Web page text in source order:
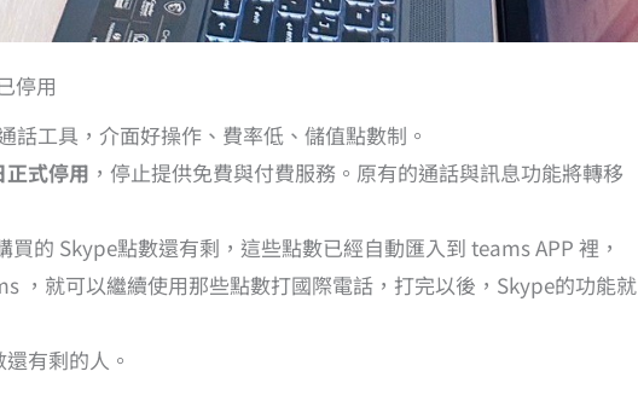
停用
話工具，介面好操作、費率低、儲值點數制。
正式停用 ，停止提供免費與付費服務。原有的通話與訊息功能將轉移
的 Skype點數還有剩，這些點數已經自動匯入到 teams APP 裡，
，就可以繼續使用那些點數打國際電話，打完以後，Skype的功能就
有剩的人。